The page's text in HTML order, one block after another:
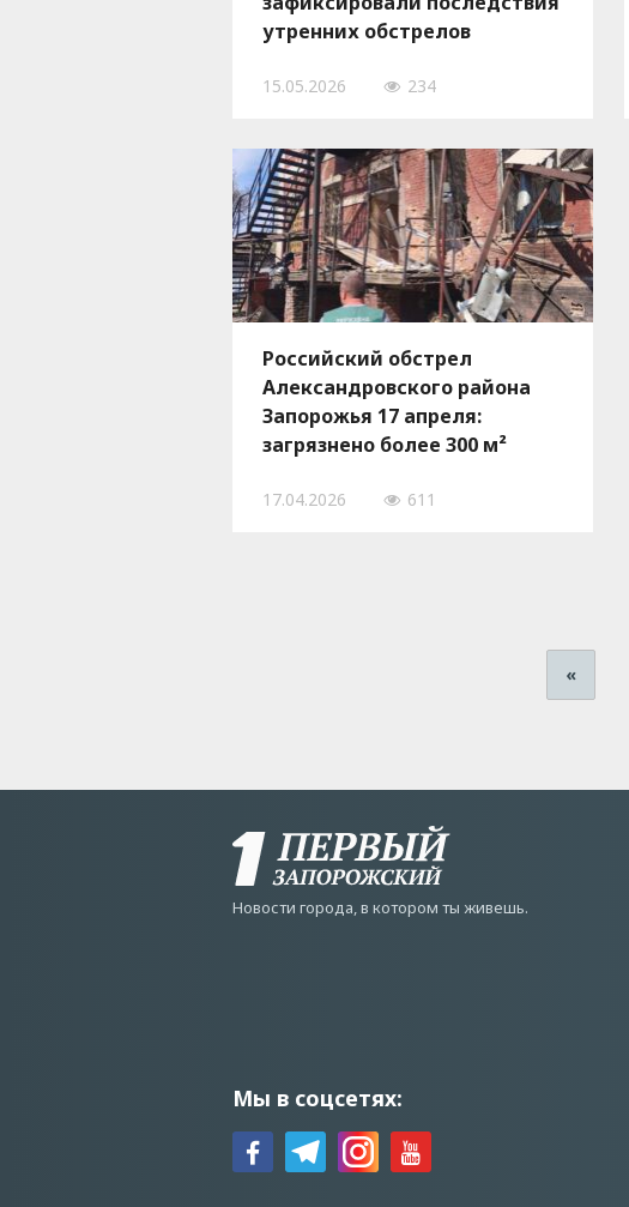
утренних обстрелов
15.05.2026 234
Российский обстрел
Александровского района
Запорожья 17 апреля:
загрязнено более 300 м²
17.04.2026 611
«
Новости города, в котором ты живешь.
Мы в соцсетях: